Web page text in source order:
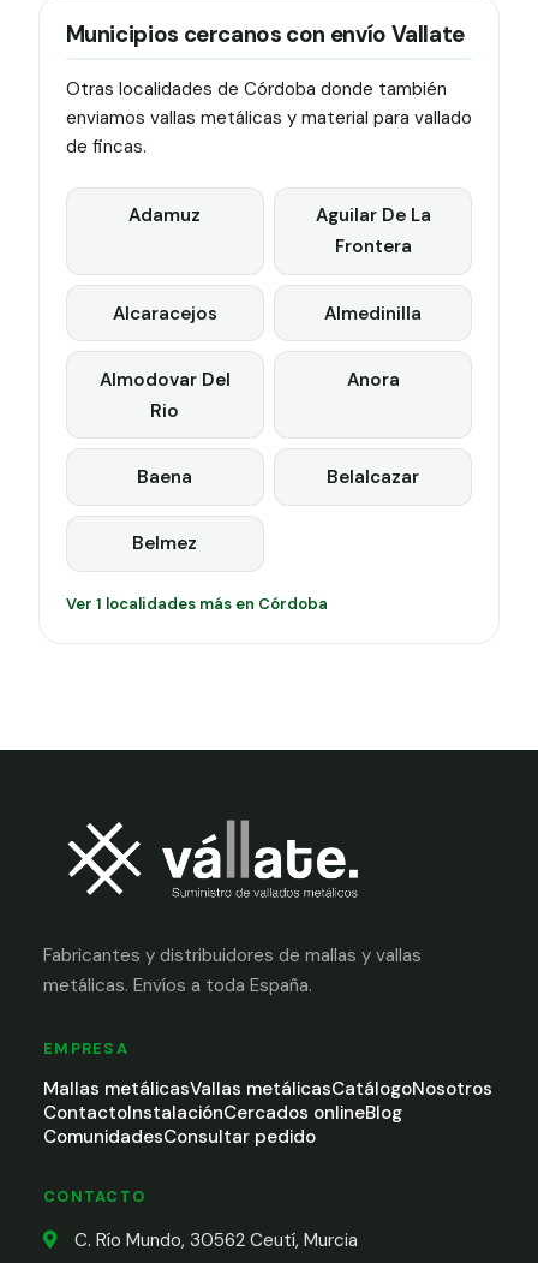
Municipios cercanos con envío Vallate
Otras localidades de Córdoba donde también
enviamos vallas metálicas y material para vallado
de fincas.
Adamuz
Aguilar De La
Frontera
Alcaracejos Almedinilla
Almodovar Del
Rio
Anora
Baena Belalcazar
Belmez
Ver 1 localidades más en Córdoba
Fabricantes y distribuidores de mallas y vallas
metálicas. Envíos a toda España.
EMPRESA
Mallas metálicasVallas metálicasCatálogoNosotros
ContactoInstalaciónCercados onlineBlog
ComunidadesConsultar pedido
CONTACTO
C. Río Mundo, 30562 Ceutí, Murcia